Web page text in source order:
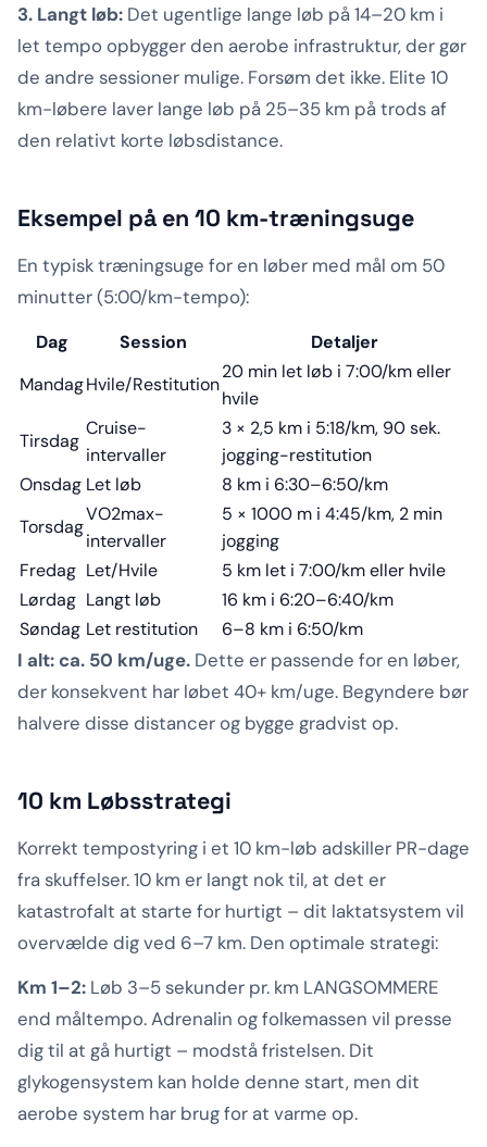
3. Langt løb: Det ugentlige lange løb på 14–20 km i
let tempo opbygger den aerobe infrastruktur, der gør
de andre sessioner mulige. Forsøm det ikke. Elite 10
km-løbere laver lange løb på 25–35 km på trods af
den relativt korte løbsdistance.
Eksempel på en 10 km-træningsuge
En typisk træningsuge for en løber med mål om 50
minutter (5:00/km-tempo):
Dag Session
Detaljer
MandagHvile/Restitution
20 min let løb i 7:00/km eller
hvile
Tirsdag
Cruise-
intervaller
3 × 2,5 km i 5:18/km, 90 sek.
jogging-restitution
Onsdag Let løb
8 km i 6:30–6:50/km
Torsdag
VO2max-
intervaller
5 × 1000 m i 4:45/km, 2 min
jogging
Fredag Let/Hvile
5 km let i 7:00/km eller hvile
Lørdag Langt løb
16 km i 6:20–6:40/km
Søndag Let restitution 6–8 km i 6:50/km
I alt: ca. 50 km/uge. Dette er passende for en løber,
der konsekvent har løbet 40+ km/uge. Begyndere bør
halvere disse distancer og bygge gradvist op.
10 km Løbsstrategi
Korrekt tempostyring i et 10 km-løb adskiller PR-dage
fra skuffelser. 10 km er langt nok til, at det er
katastrofalt at starte for hurtigt – dit laktatsystem vil
overvælde dig ved 6–7 km. Den optimale strategi:
Km 1–2: Løb 3–5 sekunder pr. km LANGSOMMERE
end måltempo. Adrenalin og folkemassen vil presse
dig til at gå hurtigt – modstå fristelsen. Dit
glykogensystem kan holde denne start, men dit
aerobe system har brug for at varme op.